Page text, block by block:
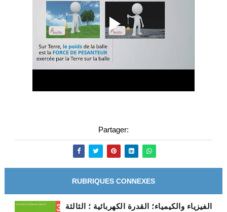
Partager:
RUBRIQUES CONNEXES
الفيزياء والكيمياء؛ القدرة الكهربائية ؛ الثالثة